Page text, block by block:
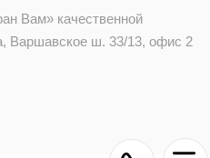
Вам» качественной
Варшавское ш. 33/13, офис 2